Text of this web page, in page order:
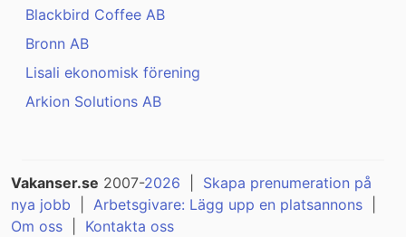
Blackbird Coffee AB
Bronn AB
Lisali ekonomisk förening
Arkion Solutions AB
Vakanser.se 2007-2026
Skapa prenumeration på
nya jobb
Arbetsgivare: Lägg upp en platsannons
Om oss
Kontakta oss